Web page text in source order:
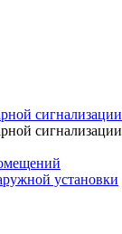
сигнализации
сигнализации
установки